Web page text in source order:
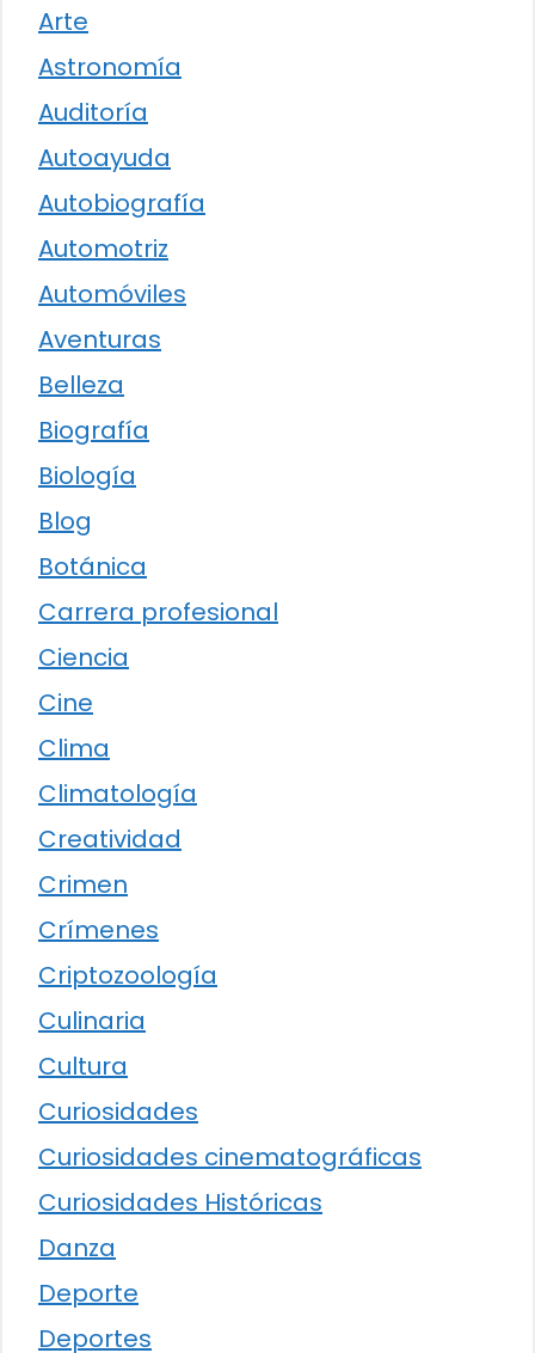
Arte
Astronomía
Auditoría
Autoayuda
Autobiografía
Automotriz
Automóviles
Aventuras
Belleza
Biografía
Biología
Blog
Botánica
Carrera profesional
Ciencia
Cine
Clima
Climatología
Creatividad
Crimen
Crímenes
Criptozoología
Culinaria
Cultura
Curiosidades
Curiosidades cinematográficas
Curiosidades Históricas
Danza
Deporte
Deportes